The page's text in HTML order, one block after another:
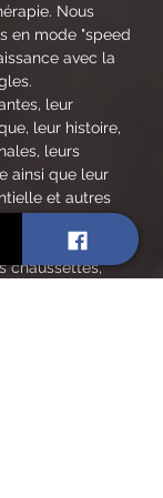
Nous
en mode "speed
avec la
leur
leur histoire,
leurs
ainsi que leur
et autres
: "Happiness
chaussettes,